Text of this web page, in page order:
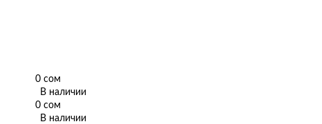
0 сом
В наличии
0 сом
В наличии